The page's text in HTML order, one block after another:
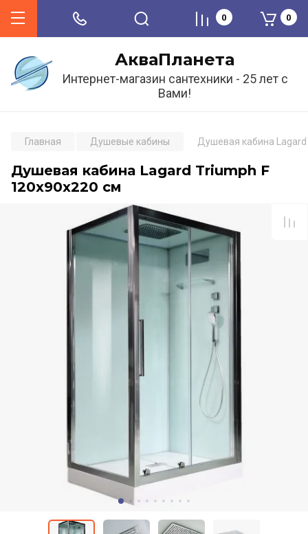
АкваПланета
Интернет-магазин сантехники - 25 лет с
Вами!
0 0
Главная Душевые кабины Душевая кабина
Душевая кабина Lagard Triumph F
120x90x220 см